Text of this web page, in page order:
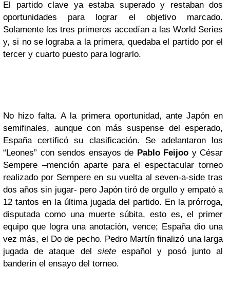
El partido clave ya estaba superado y restaban dos
oportunidades para lograr el objetivo marcado.
Solamente los tres primeros accedían a las World Series
y, si no se lograba a la primera, quedaba el partido por el
tercer y cuarto puesto para lograrlo.
No hizo falta. A la primera oportunidad, ante Japón en
semifinales, aunque con más suspense del esperado,
España certificó su clasificación. Se adelantaron los
“Leones” con sendos ensayos de Pablo Feijoo y César
Sempere –mención aparte para el espectacular torneo
realizado por Sempere en su vuelta al seven-a-side tras
dos años sin jugar- pero Japón tiró de orgullo y empató a
12 tantos en la última jugada del partido. En la prórroga,
disputada como una muerte súbita, esto es, el primer
equipo que logra una anotación, vence; España dio una
vez más, el Do de pecho. Pedro Martín finalizó una larga
jugada de ataque del sieteespañol y posó junto al
banderín el ensayo del torneo.